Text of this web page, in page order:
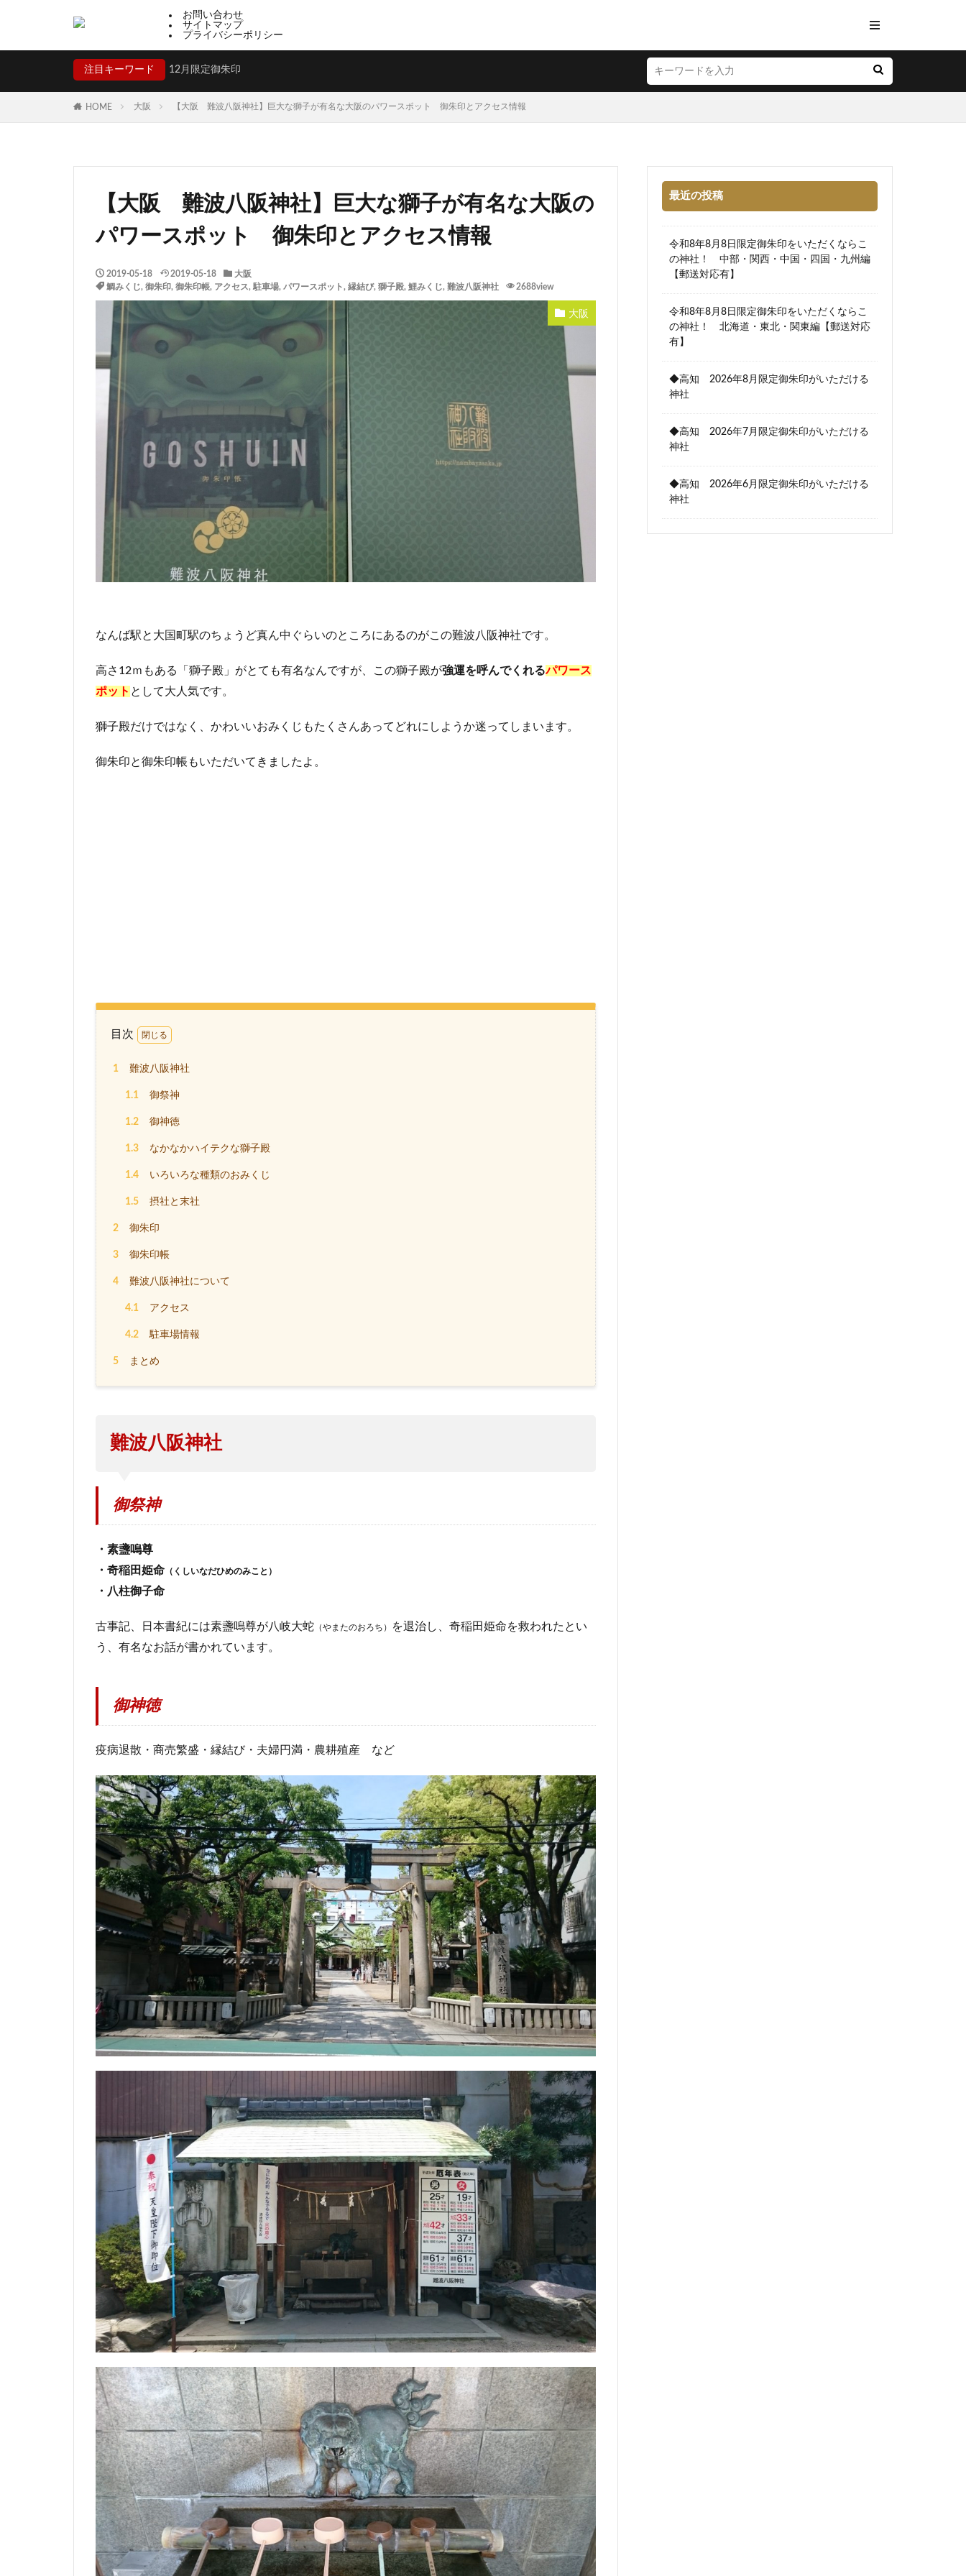
お問い合わせ
サイトマップ
プライバシーポリシー
注目キーワード 12月限定御朱印
HOME 大阪 【大阪 難波八阪神社】巨大な獅子が有名な大阪のパワースポット 御朱印とアクセス情報
【大阪 難波八阪神社】巨大な獅子が有名な大阪の
パワースポット 御朱印とアクセス情報
2019-05-18 2019-05-18
大阪
鯛みくじ, 御朱印, 御朱印帳, アクセス, 駐車場, パワースポット, 縁結び, 獅子殿, 鯉みくじ, 難波八阪神社 2688view
大阪
なんば駅と大国町駅のちょうど真ん中ぐらいのところにあるのがこの難波八阪神社です。
高さ12ｍもある「獅子殿」がとても有名なんですが、この獅子殿が強運を呼んでくれるパワース
ポット として大人気です。
獅子殿だけではなく、かわいいおみくじもたくさんあってどれにしようか迷ってしまいます。
御朱印と御朱印帳もいただいてきましたよ。
目次
1 難波八阪神社
1.1 御祭神
1.2 御神徳
1.3 なかなかハイテクな獅子殿
1.4 いろいろな種類のおみくじ
1.5 摂社と末社
2 御朱印
3 御朱印帳
4 難波八阪神社について
4.1 アクセス
4.2 駐車場情報
5 まとめ
難波八阪神社
御祭神
・素盞嗚尊
・奇稲田姫命 （くしいなだひめのみこと）
・八柱御子命
古事記、日本書紀には素盞嗚尊が八岐大蛇 （やまたのおろち）
を退治し、奇稲田姫命を救われたとい
う、有名なお話が書かれています。
御神徳
疫病退散・商売繁盛・縁結び・夫婦円満・農耕殖産 など
最近の投稿
令和8年8月8日限定御朱印をいただくならこ
の神社！ 中部・関西・中国・四国・九州編
【郵送対応有】
令和8年8月8日限定御朱印をいただくならこ
の神社！ 北海道・東北・関東編【郵送対応
有】
◆高知 2026年8月限定御朱印がいただける
神社
◆高知 2026年7月限定御朱印がいただける
神社
◆高知 2026年6月限定御朱印がいただける
神社